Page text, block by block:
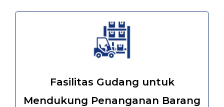
Fasilitas Gudang untuk
Mendukung Penanganan Barang